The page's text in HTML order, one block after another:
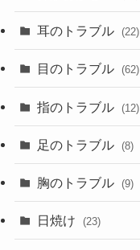
耳のトラブル (22)
目のトラブル (62)
指のトラブル (12)
足のトラブル (8)
胸のトラブル (9)
日焼け (23)